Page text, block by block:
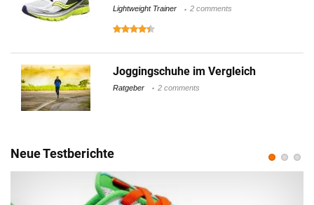
Lightweight Trainer 2 comments
Joggingschuhe im Vergleich
Ratgeber 2 comments
Neue Testberichte